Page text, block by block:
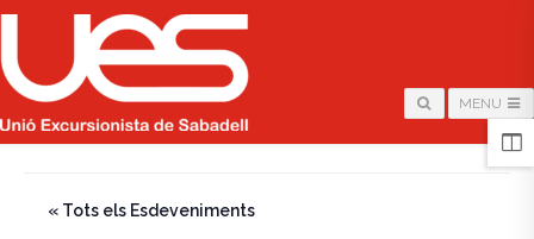
MENU
« Tots els Esdeveniments